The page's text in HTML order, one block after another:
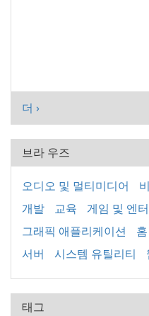
더 ›
브라 우즈
오디오 및 멀티미디어
개발
교육
게임 및 엔
그래픽 애플리케이션
서버
시스템 유틸리티
태그